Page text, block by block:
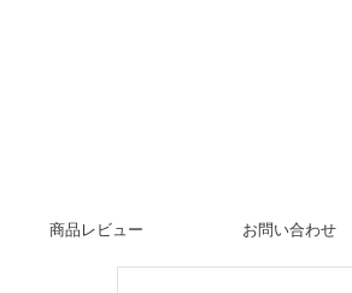
商品レビュー お問い合わせ